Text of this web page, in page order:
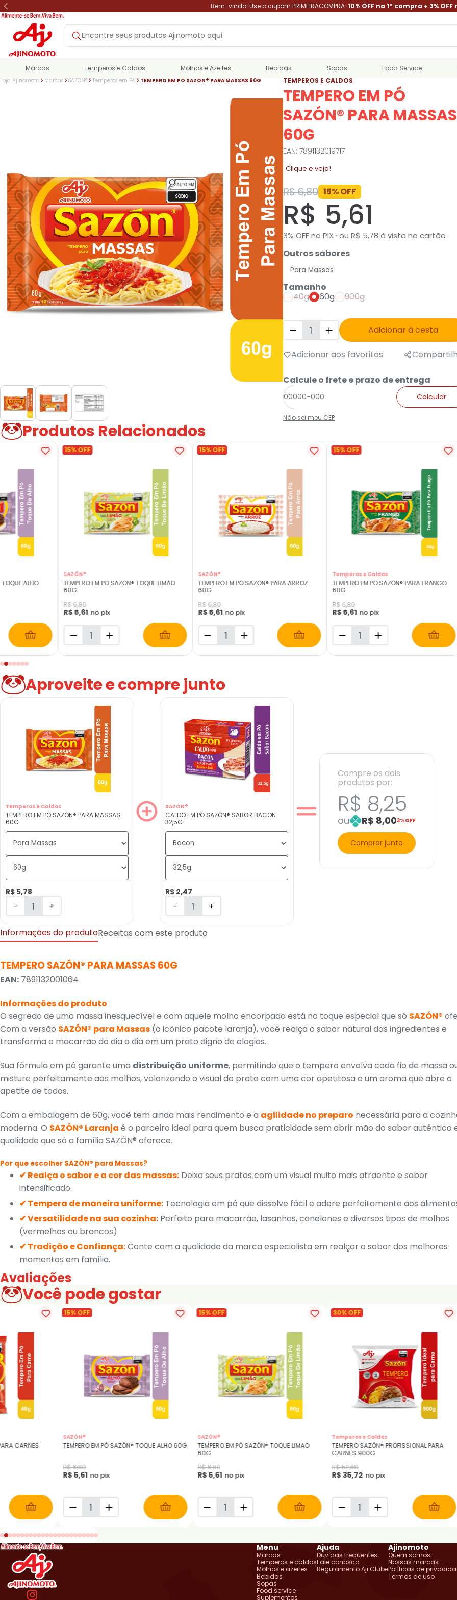
Bem-vindo! Use o cupom PRIMEIRACOMPRA: 10% OFF na 1ª compra + 3% OFF
Marcas Temperos e Caldos Molhos e Azeites Bebidas Sopas Food Service
Loja Ajinomoto Marcas SAZÓN® Temperos em Pó TEMPERO EM PÓ SAZÓN® PARA MASSAS 60G TEMPEROS E CALDOS
TEMPERO EM PÓ
SAZÓN® PARA MASSAS
60G
EAN: 7891132019717
Clique e veja!
R$ 6,80 15% OFF
R$ 5,61
3% OFF no PIX · ou R$ 5,78 à vista no cartão
Outros sabores
Tamanho
40g
60g 900g
Adicionar à cesta
Adicionar aos favoritos
Calcule o frete e prazo de entrega
Calcular
Não sei meu CEP
Produtos Relacionados
ALHO
15% OFF
SAZÓN®
TEMPERO EM PÓ SAZÓN® TOQUE LIMAO
60G
R$ 6,80
R$ 5,61 no pix
15% OFF
SAZÓN®
TEMPERO EM PÓ SAZÓN® PARA ARROZ
60G
R$ 6,80
R$ 5,61 no pix
15% OFF
Temperos e Caldos
TEMPERO EM PÓ SAZÓN® PARA FRANGO
60G
R$ 6,80
R$ 5,61 no pix
Aproveite e compre junto
Temperos e Caldos
TEMPERO EM PÓ SAZÓN® PARA MASSAS
60G
R$ 5,78
- +
SAZÓN®
CALDO EM PÓ SAZÓN® SABOR BACON
32,5G
R$ 2,47
- +
Compre os dois
produtos por:
R$ 8,25
ou R$ 8,003%OFF
Comprar junto
Informações do produtoReceitas com este produto
TEMPERO SAZÓN® PARA MASSAS 60G
EAN: 7891132001064
Informações do produto
O segredo de uma massa inesquecível e com aquele molho encorpado está no toque especial que só SAZÓN®
Com a versão SAZÓN® para Massas (o icônico pacote laranja), você realça o sabor natural dos ingredientes e
transforma o macarrão do dia a dia em um prato digno de elogios.
Sua fórmula em pó garante uma distribuição uniforme, permitindo que o tempero envolva cada fio de massa
misture perfeitamente aos molhos, valorizando o visual do prato com uma cor apetitosa e um aroma que abre o
apetite de todos.
Com a embalagem de 60g, você tem ainda mais rendimento e a agilidade no preparo necessária para a
moderna. O SAZÓN® Laranja é o parceiro ideal para quem busca praticidade sem abrir mão do sabor autêntico
qualidade que só a família SAZÓN® oferece.
Por que escolher SAZÓN® para Massas?
✔ Realça o sabor e a cor das massas: Deixa seus pratos com um visual muito mais atraente e sabor
intensificado.
✔ Tempera de maneira uniforme: Tecnologia em pó que dissolve fácil e adere perfeitamente aos
✔ Versatilidade na sua cozinha: Perfeito para macarrão, lasanhas, canelones e diversos tipos de molhos
(vermelhos ou brancos).
✔ Tradição e Confiança:Conte com a qualidade da marca especialista em realçar o sabor dos melhores
momentos em família.
Avaliações
Você pode gostar
CARNES
15% OFF
SAZÓN®
TEMPERO EM PÓ SAZÓN® TOQUE ALHO 60G
R$ 6,80
R$ 5,61 no pix
15% OFF
SAZÓN®
TEMPERO EM PÓ SAZÓN® TOQUE LIMAO
60G
R$ 6,80
R$ 5,61 no pix
30% OFF
Temperos e Caldos
TEMPERO SAZÓN® PROFISSIONAL PARA
CARNES 900G
R$ 52,60
R$ 35,72 no pix
Menu
Marcas
Temperos e caldos
Molhos e azeites
Bebidas
Sopas
Food service
Suplementos
Ajuda
Dúvidas frequentes
Fale conosco
Regulamento Aji Clube
Ajinomoto
Quem somos
Nossas marcas
Políticas de
Termos de uso